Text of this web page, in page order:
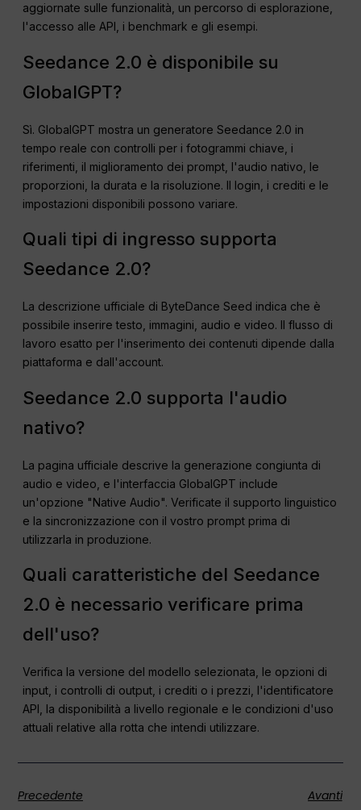
aggiornate sulle funzionalità, un percorso di esplorazione,
l'accesso alle API, i benchmark e gli esempi.
Seedance 2.0 è disponibile su
GlobalGPT?
Sì. GlobalGPT mostra un generatore Seedance 2.0 in
tempo reale con controlli per i fotogrammi chiave, i
riferimenti, il miglioramento dei prompt, l'audio nativo, le
proporzioni, la durata e la risoluzione. Il login, i crediti e le
impostazioni disponibili possono variare.
Quali tipi di ingresso supporta
Seedance 2.0?
La descrizione ufficiale di ByteDance Seed indica che è
possibile inserire testo, immagini, audio e video. Il flusso di
lavoro esatto per l'inserimento dei contenuti dipende dalla
piattaforma e dall'account.
Seedance 2.0 supporta l'audio
nativo?
La pagina ufficiale descrive la generazione congiunta di
audio e video, e l'interfaccia GlobalGPT include
un'opzione "Native Audio". Verificate il supporto linguistico
e la sincronizzazione con il vostro prompt prima di
utilizzarla in produzione.
Quali caratteristiche del Seedance
2.0 è necessario verificare prima
dell'uso?
Verifica la versione del modello selezionata, le opzioni di
input, i controlli di output, i crediti o i prezzi, l'identificatore
API, la disponibilità a livello regionale e le condizioni d'uso
attuali relative alla rotta che intendi utilizzare.
Precedente Avanti